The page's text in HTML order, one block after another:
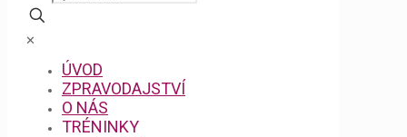
✕
ÚVOD
ZPRAVODAJSTVÍ
O NÁS
TRÉNINKY